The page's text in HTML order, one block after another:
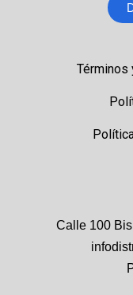
Términos
Calle 100